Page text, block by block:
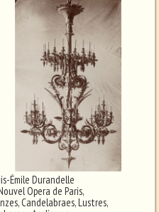
Émile Durandelle
Opera de Paris,
Candelabraes, Lustres,